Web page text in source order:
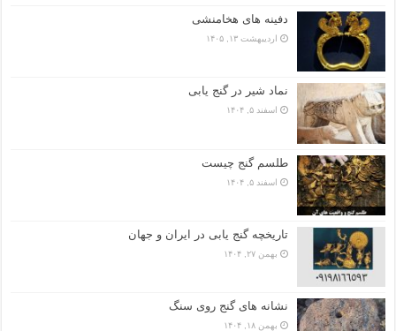
دفینه های هخامنشی
اردیبهشت ۱۳, ۱۴۰۵
نماد شیر در گنج یابی
اسفند ۵, ۱۴۰۴
طلسم گنج چیست
اسفند ۵, ۱۴۰۴
تاریخچه گنج‌ یابی در ایران و جهان
بهمن ۲۷, ۱۴۰۴
نشانه های گنج روی سنگ
بهمن ۱۸, ۱۴۰۴